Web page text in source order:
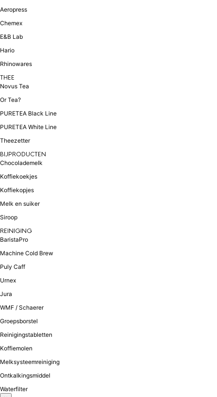
Aeropress
Chemex
E&B Lab
Hario
Rhinowares
THEE
Novus Tea
Or Tea?
PURETEA Black Line
PURETEA White Line
Theezetter
BIJPRODUCTEN
Chocolademelk
Koffiekoekjes
Koffiekopjes
Melk en suiker
Siroop
REINIGING
BaristaPro
Machine Cold Brew
Puly Caff
Urnex
Jura
WMF / Schaerer
Groepsborstel
Reinigingstabletten
Koffiemolen
Melksysteemreiniging
Ontkalkingsmiddel
Waterfilter